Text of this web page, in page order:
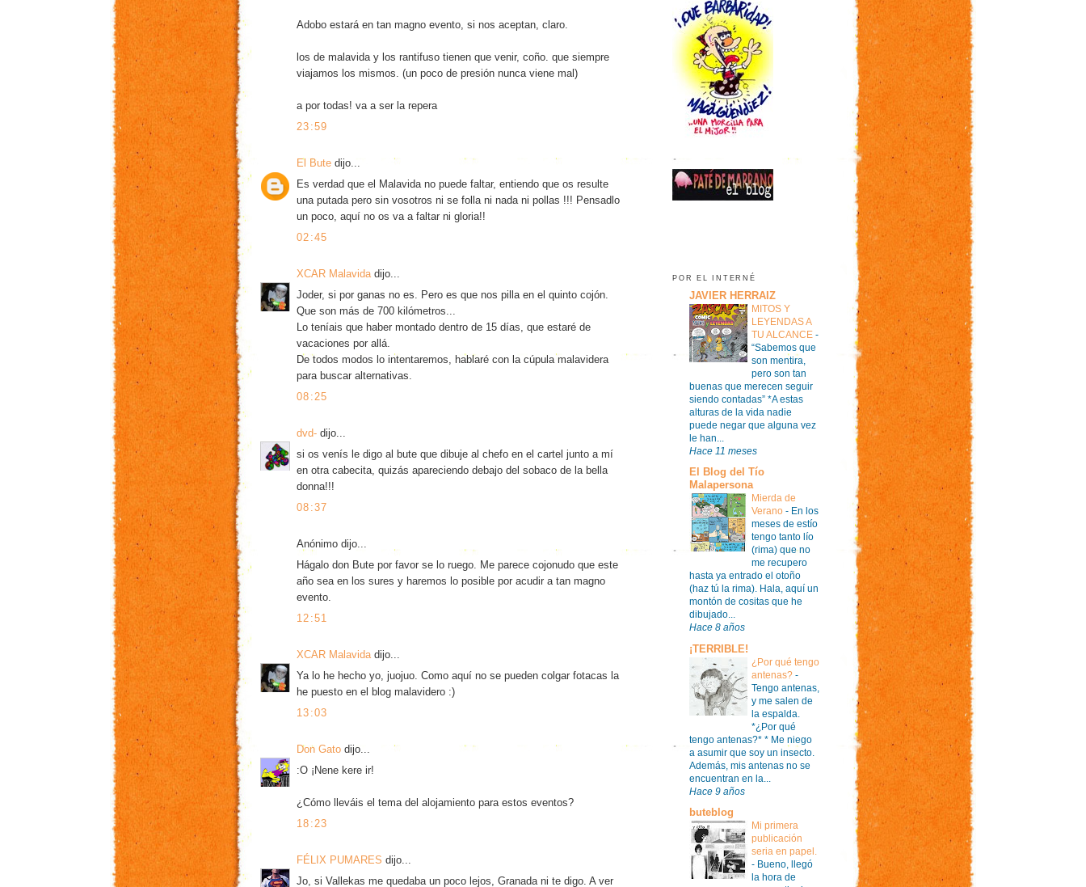
Adobo estará en tan magno evento, si nos aceptan, claro.
los de malavida y los rantifuso tienen que venir, coño. que siempre
viajamos los mismos. (un poco de presión nunca viene mal)
a por todas! va a ser la repera
23:59
El Bute dijo...
Es verdad que el Malavida no puede faltar, entiendo que os resulte
una putada pero sin vosotros ni se folla ni nada ni pollas !!! Pensadlo
un poco, aquí no os va a faltar ni gloria!!
02:45
XCAR Malavida dijo...
Joder, si por ganas no es. Pero es que nos pilla en el quinto cojón.
Que son más de 700 kilómetros...
Lo teníais que haber montado dentro de 15 días, que estaré de
vacaciones por allá.
De todos modos lo intentaremos, hablaré con la cúpula malavidera
para buscar alternativas.
08:25
dvd- dijo...
si os venís le digo al bute que dibuje al chefo en el cartel junto a mí
en otra cabecita, quizás apareciendo debajo del sobaco de la bella
donna!!!
08:37
Anónimo dijo...
Hágalo don Bute por favor se lo ruego. Me parece cojonudo que este
año sea en los sures y haremos lo posible por acudir a tan magno
evento.
12:51
XCAR Malavida dijo...
Ya lo he hecho yo, juojuo. Como aquí no se pueden colgar fotacas la
he puesto en el blog malavidero :)
13:03
Don Gato dijo...
:O ¡Nene kere ir!
¿Cómo lleváis el tema del alojamiento para estos eventos?
18:23
FÉLIX PUMARES dijo...
Jo, si Vallekas me quedaba un poco lejos, Granada ni te digo. A ver
POR EL INTERNÉ
JAVIER HERRAIZ
MITOS Y
LEYENDAS A
TU ALCANCE -
“Sabemos que
son mentira,
pero son tan
buenas que merecen seguir
siendo contadas” *A estas
alturas de la vida nadie
puede negar que alguna vez
le han...
Hace 11 meses
El Blog del Tío
Malapersona
Mierda de
Verano - En los
meses de estío
tengo tanto lío
(rima) que no
me recupero
hasta ya entrado el otoño
(haz tú la rima). Hala, aquí un
montón de cositas que he
dibujado...
Hace 8 años
¡TERRIBLE!
¿Por qué tengo
antenas? -
Tengo antenas,
y me salen de
la espalda.
*¿Por qué
tengo antenas?* * Me niego
a asumir que soy un insecto.
Además, mis antenas no se
encuentran en la...
Hace 9 años
buteblog
Mi primera
publicación
seria en papel.
- Bueno, llegó
la hora de